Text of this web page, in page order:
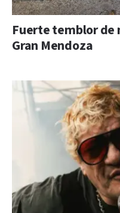
Fuerte temblor de
Gran Mendoza